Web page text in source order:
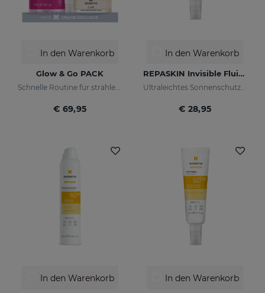
In den Warenkorb
Glow & Go PACK
Schnelle Routine für strahlende und geschützte Haut
€ 69,95
In den Warenkorb
REPASKIN Invisible Fluid LSF50+
Ultraleichtes Sonnenschutzmittel für das Gesicht
€ 28,95
In den Warenkorb In den Warenkorb